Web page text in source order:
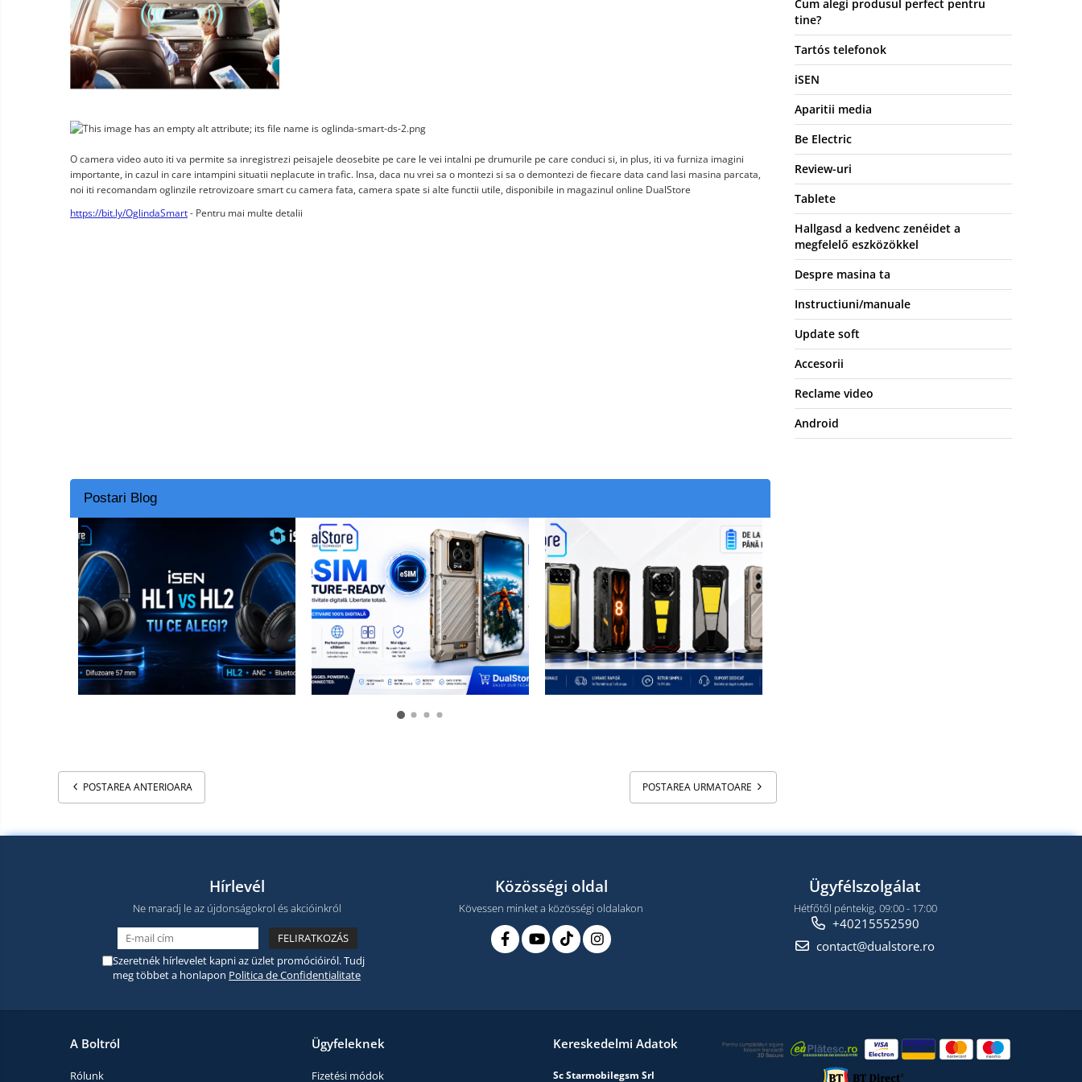
Okos autó tükrök kamerával
Vezeték nélküli térfigyelő
kamerák
Mini videokamera
Vezetékes fejhallgató
Vezeték nélküli fejhallgató
Okosórák és fitnesz karkötők
Fitness karkötők
Elektromos
Külső akkumulátor
Az autó tartozékai
Hordozható hangszórók
Vonalkód olvasók
Hordozható elektromos
állomások és napelemek
Napelemek
Elektromos járműtöltő
állomások
Android médialejátszó
Tartozék
hőmérők
Robotporszívók,
alkatrészek
tartozékok
Pótalkatrészek és kiegészítők
O camera video auto iti va permite sa inregistrezi peisajele deosebite pe care le vei intalni pe drumurile pe care conduci si, in plus, iti va furniza imagini
importante, in cazul in care intampini situatii neplacute in trafic. Insa, daca nu vrei sa o montezi si sa o demontezi de fiecare data cand lasi masina parcata,
noi iti recomandam oglinzile retrovizoare smart cu camera fata, camera spate si alte functii utile, disponibile in magazinul online DualStore
https://bit.ly/OglindaSmart - Pentru mai multe detalii
Cum alegi produsul perfect pentru
tine?
Tartós telefonok
iSEN
Aparitii media
Be Electric
Review-uri
Tablete
Hallgasd a kedvenc zenéidet a
megfelelő eszközökkel
Despre masina ta
Instructiuni/manuale
Update soft
Accesorii
Reclame video
Android
Postari Blog
POSTAREA URMATOARE
POSTAREA ANTERIOARA
Hírlevél
Ne maradj le az újdonságokrol és akcióinkról
Szeretnék hírlevelet kapni az üzlet promócióiról. Tudj
meg többet a honlapon Politica de Confidentialitate
Közösségi oldal
Kövessen minket a közösségi oldalakon
Ügyfélszolgálat
Hétfőtől péntekig, 09:00 - 17:00
+40215552590
contact@dualstore.ro
A Boltról
Rólunk
Ügyfeleknek
Fizetési módok
Kereskedelmi Adatok
Sc Starmobilegsm Srl